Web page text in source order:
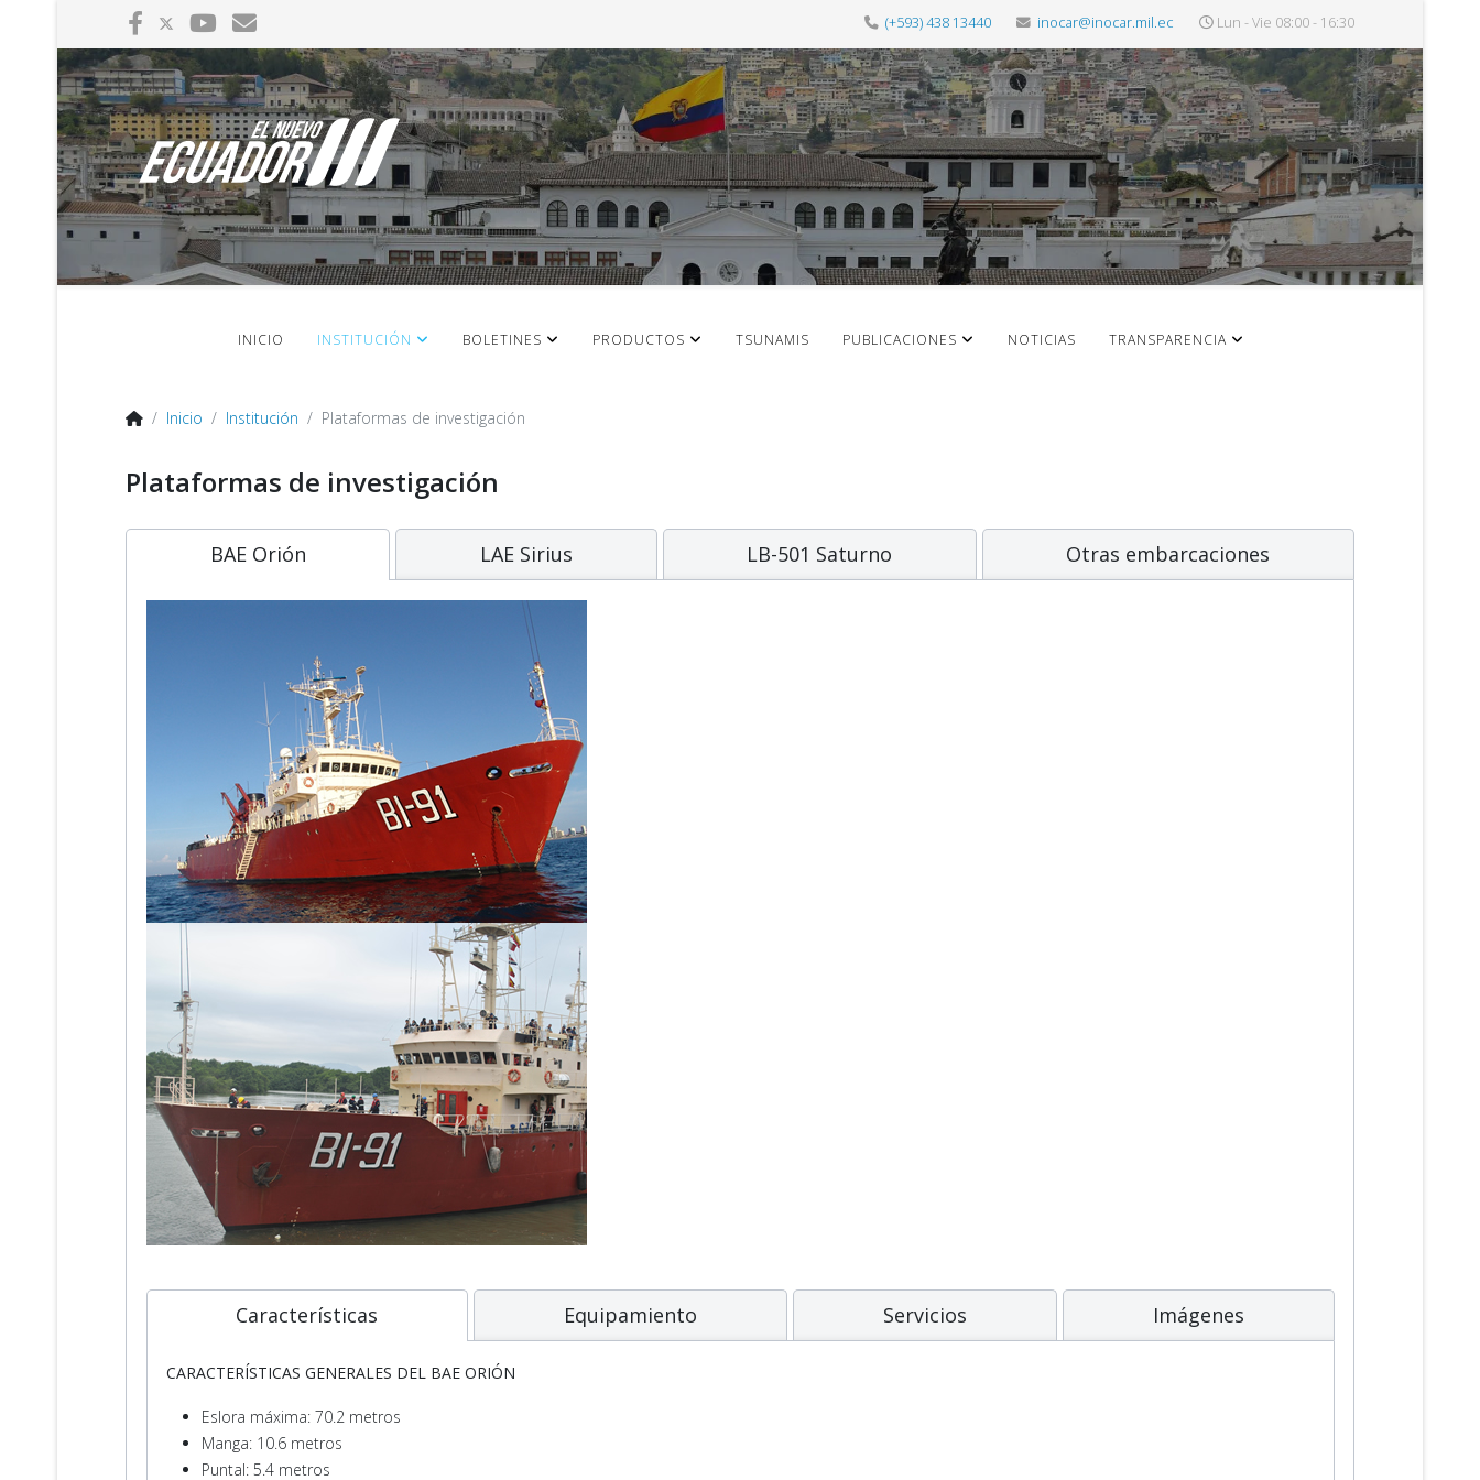
(+593) 438 13440 inocar@inocar.mil.ec Lun - Vie 08:00 - 16:30
INICIO INSTITUCIÓN BOLETINES PRODUCTOS TSUNAMIS PUBLICACIONES NOTICIAS TRANSPARENCIA
Inicio Institución Plataformas de investigación
Plataformas de investigación
BAE Orión LAE Sirius LB-501 Saturno Otras embarcaciones
Características Equipamiento Servicios Imágenes
CARACTERÍSTICAS GENERALES DEL BAE ORIÓN
Eslora máxima: 70.2 metros
Manga: 10.6 metros
Puntal: 5.4 metros